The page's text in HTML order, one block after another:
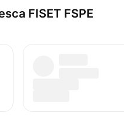
FISET FSPE